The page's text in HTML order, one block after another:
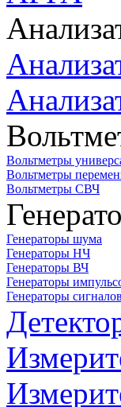
Вольтметры
Вольтметры
Вольтметры СВЧ
Генераторы шума
Генераторы НЧ
Генераторы ВЧ
Генераторы
Генераторы